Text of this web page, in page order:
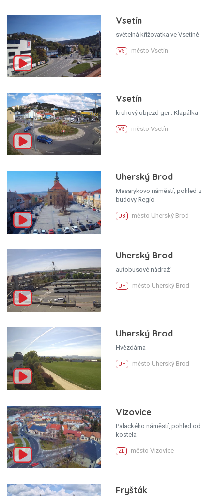
Vsetín
světelná křižovatka ve Vsetíně
VS město Vsetín
Vsetín
kruhový objezd gen. Klapálka
VS město Vsetín
Uherský Brod
Masarykovo náměstí, pohled z
budovy Regio
UB město Uherský Brod
Uherský Brod
autobusové nádraží
UH město Uherský Brod
Uherský Brod
Hvězdárna
UH město Uherský Brod
Vizovice
Palackého náměstí, pohled od
kostela
ZL město Vizovice
Fryšták